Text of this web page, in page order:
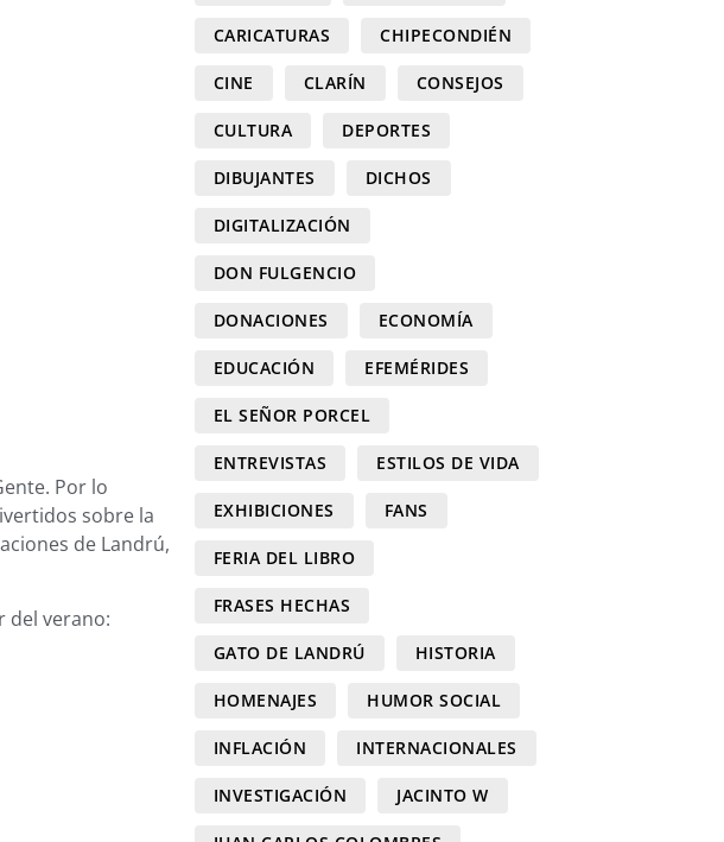
Por lo
sobre la
de Landrú,
del verano:
CARICATURAS CHIPECONDIÉN
CINE CLARÍN CONSEJOS
CULTURA DEPORTES
DIBUJANTES DICHOS
DIGITALIZACIÓN
DON FULGENCIO
DONACIONES ECONOMÍA
EDUCACIÓN EFEMÉRIDES
EL SEÑOR PORCEL
ENTREVISTAS ESTILOS DE VIDA
EXHIBICIONES FANS
FERIA DEL LIBRO
FRASES HECHAS
GATO DE LANDRÚ HISTORIA
HOMENAJES HUMOR SOCIAL
INFLACIÓN INTERNACIONALES
INVESTIGACIÓN JACINTO W